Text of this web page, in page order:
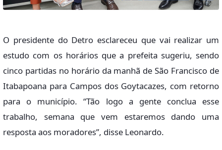
O presidente do Detro esclareceu que vai realizar um
estudo com os horários que a prefeita sugeriu, sendo
cinco partidas no horário da manhã de São Francisco de
Itabapoana para Campos dos Goytacazes, com retorno
para o município. “Tão logo a gente conclua esse
trabalho, semana que vem estaremos dando uma
resposta aos moradores”, disse Leonardo.